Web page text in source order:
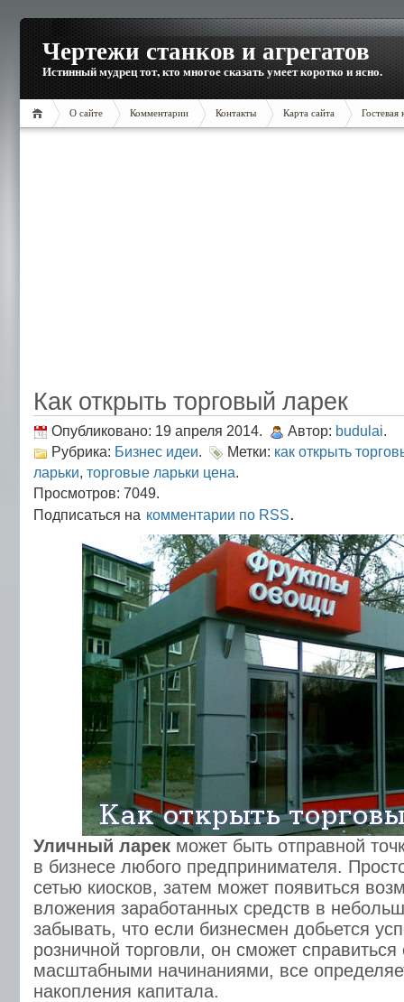
Чертежи станков и агрегатов
Истинный мудрец тот, кто многое сказать умеет коротко и ясно.
О сайте Комментарии Контакты Карта сайта Гостевая
Как открыть торговый ларек
Опубликовано: 19 апреля 2014. Автор: budulai.
Рубрика: Бизнес идеи. Метки: как открыть
ларьки, торговые ларьки цена.
Просмотров: 7049.
Подписаться на комментарии по RSS.
Уличный ларек может быть отправной
в бизнесе любого предпринимателя.
сетью киосков, затем может появиться
вложения заработанных средств в
забывать, что если бизнесмен добьется
розничной торговли, он сможет
масштабными начинаниями, все
накопления капитала.